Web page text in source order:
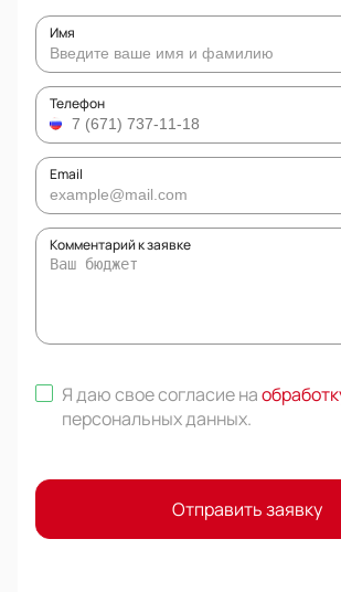
Имя
Телефон
Email
Комментарий к заявке
Я даю свое согласие на
персональных данных.
Отправить заявку